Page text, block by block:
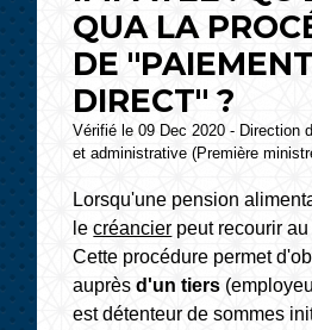
QUA LA
DE "PAIEMENT
DIRECT" ?
Vérifié le 09 Dec 2020 - Direction
et administrative (Première
Lorsqu'une pension
lecréancier peut recourir au
Cette procédure permet
auprèsd'un tiers
est détenteur de sommes